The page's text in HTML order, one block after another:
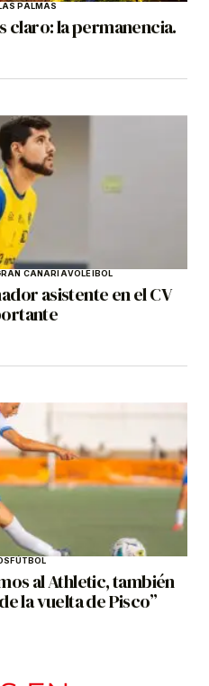
PALMAS
claro: la permanencia.
CANARIAVOLEIBOL
asistente en el CV
FÚTBOL
al Athletic, también
la vuelta de Pisco”